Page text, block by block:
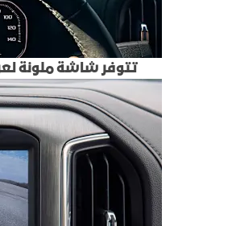
تتوفر شاشة ملونة لعرض